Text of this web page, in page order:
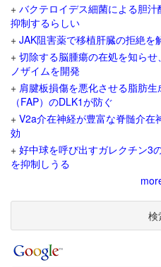
+ バクテロイデス細菌による胆
抑制するらしい
+ JAK阻害薬で移植肝臓の拒絶を
+ 切除する脳腫瘍の在処を知ら
ノザイムを開発
+ 肩腱板損傷を悪化させる脂肪
（FAP）のDLK1が防ぐ
+ V2a介在神経が豊富な脊髄介在
効
+ 好中球を呼び出すガレクチン3
を抑制しうる
検